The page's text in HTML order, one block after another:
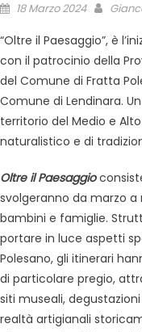
18 Marzo 2024
“Oltre il Paesaggio”, è
con il patrocinio della
del Comune di Fratta
Comune di Lendinara.
territorio del Medio e
naturalistico e di
Oltre il Paesaggio
svolgeranno da marzo
bambini e famiglie.
portare in luce aspetti
Polesano, gli itinerari
di particolare pregio,
siti museali,
realtà artigianali